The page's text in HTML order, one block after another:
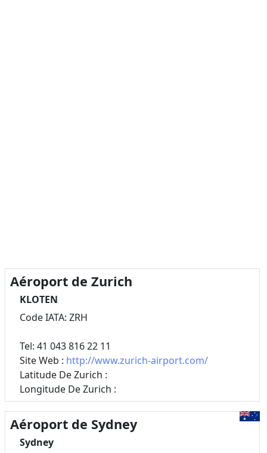
Aéroport de Zurich
KLOTEN
Code IATA: ZRH
Tel: 41 043 816 22 11
Site Web : http://www.zurich-airport.com/
Latitude De Zurich :
Longitude De Zurich :
Aéroport de Sydney
Sydney